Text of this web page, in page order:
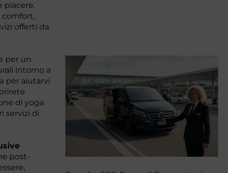
piacere.
comfort,
offerti da
per un
intorno a
per aiutarvi
di yoga
servizi di
post-